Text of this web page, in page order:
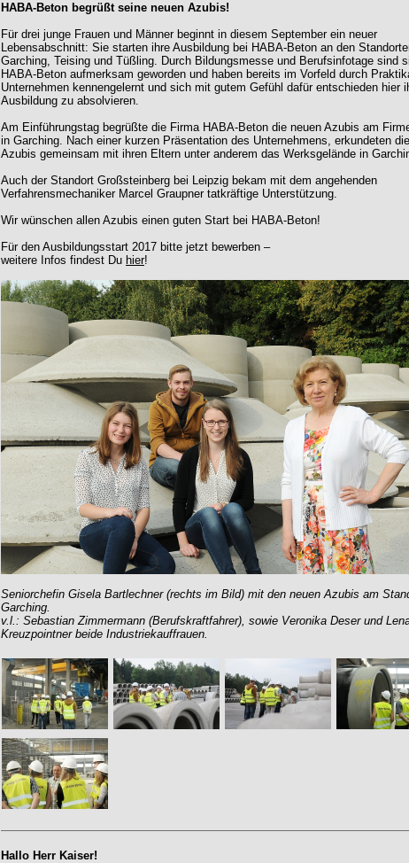
HABA-Beton begrüßt seine neuen Azubis!
Für drei junge Frauen und Männer beginnt in diesem September ein neuer
Lebensabschnitt: Sie starten ihre Ausbildung bei HABA-Beton an den
Garching, Teising und Tüßling. Durch Bildungsmesse und Berufsinfotage sind
HABA-Beton aufmerksam geworden und haben bereits im Vorfeld durch
Unternehmen kennengelernt und sich mit gutem Gefühl dafür entschieden hier
Ausbildung zu absolvieren.
Am Einführungstag begrüßte die Firma HABA-Beton die neuen Azubis am
in Garching. Nach einer kurzen Präsentation des Unternehmens, erkundeten die
Azubis gemeinsam mit ihren Eltern unter anderem das Werksgelände in
Auch der Standort Großsteinberg bei Leipzig bekam mit dem angehenden
Verfahrensmechaniker Marcel Graupner tatkräftige Unterstützung.
Wir wünschen allen Azubis einen guten Start bei HABA-Beton!
Für den Ausbildungsstart 2017 bitte jetzt bewerben –
weitere Infos findest Du hier!
Seniorchefin Gisela Bartlechner (rechts im Bild) mit den neuen Azubis am
Garching.
v.l.: Sebastian Zimmermann (Berufskraftfahrer), sowie Veronika Deser und
Kreuzpointner beide Industriekauffrauen.
Hallo Herr Kaiser!